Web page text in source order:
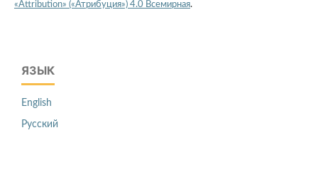
«Attribution» («Атрибуция») 4.0 Всемирная.
ЯЗЫК
English
Русский